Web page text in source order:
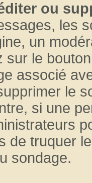
ou
les
un
sur le
associé
le
si une
de truquer
sondage.